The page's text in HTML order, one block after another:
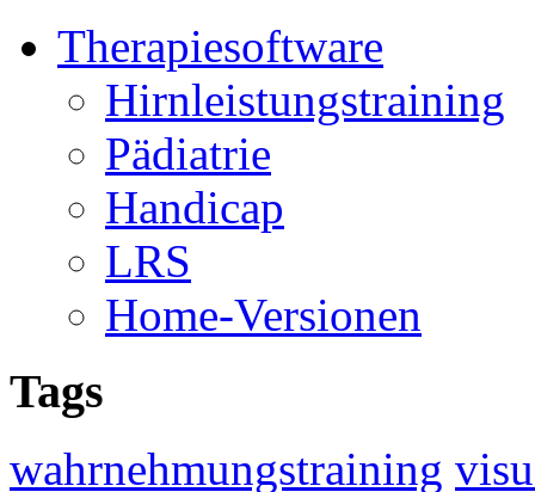
Therapiesoftware
Hirnleistungstraining
Pädiatrie
Handicap
LRS
Home-Versionen
Tags
wahrnehmungstraining